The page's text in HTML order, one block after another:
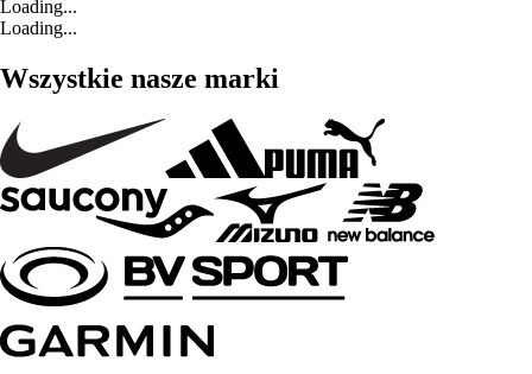
Loading...
Loading...
Wszystkie nasze marki